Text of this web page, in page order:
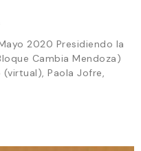
Mayo 2020 Presidiendo la
Cambia Mendoza)
(virtual), Paola Jofre,